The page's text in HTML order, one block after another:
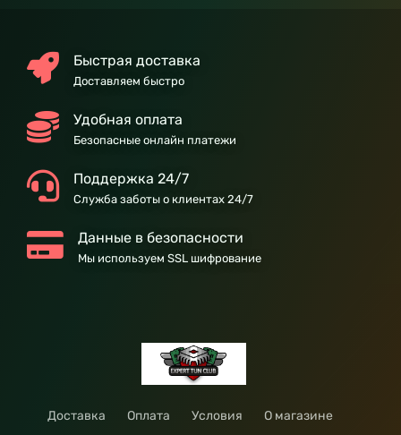
Быстрая доставка
Доставляем быстро
Удобная оплата
Безопасные онлайн платежи
Поддержка 24/7
Служба заботы о клиентах 24/7
Данные в безопасности
Мы используем SSL шифрование
Доставка Оплата Условия
О магазине